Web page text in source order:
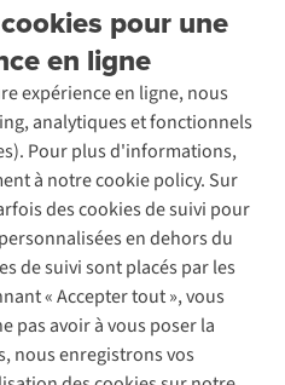
pour une
en ligne
expérience en ligne, nous
analytiques et fonctionnels
Pour plus d'informations,
à notre cookie policy. Sur
des cookies de suivi pour
en dehors du
de suivi sont placés par les
« Accepter tout », vous
pas avoir à vous poser la
nous enregistrons vos
nous